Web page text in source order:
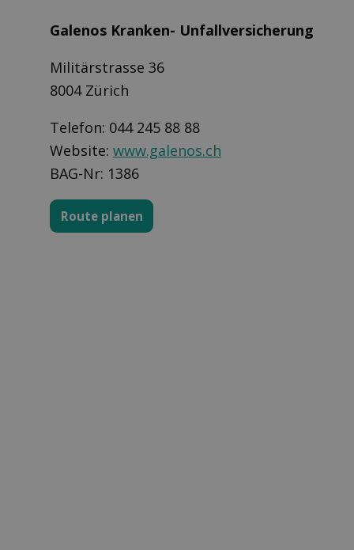
Galenos Kranken- Unfallversicherung
Militärstrasse 36
8004 Zürich
Telefon: 044 245 88 88
Website: www.galenos.ch
BAG-Nr: 1386
Route planen